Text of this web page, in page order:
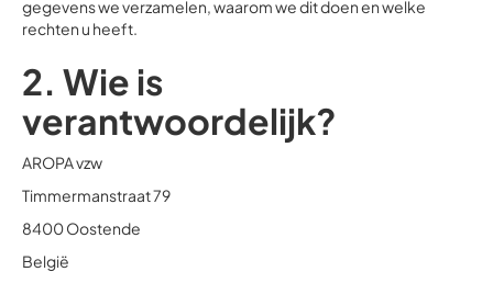
gegevens we verzamelen, waarom we dit doen en welke
rechten u heeft.
2. Wie is
verantwoordelijk?
AROPA vzw
Timmermanstraat 79
8400 Oostende
België